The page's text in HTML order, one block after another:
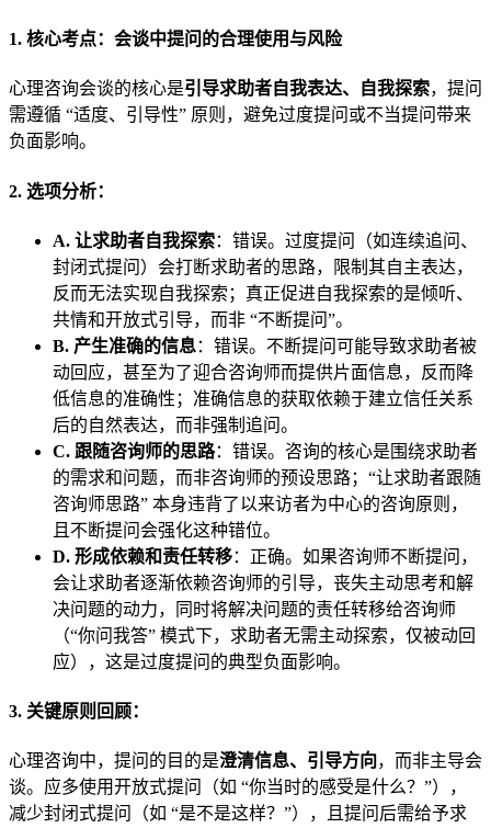
1. 核心考点：会谈中提问的合理使用与风险
心理咨询会谈的核心是引导求助者自我表达、自我探索，提问
需遵循 “适度、引导性” 原则，避免过度提问或不当提问带来
负面影响。
2. 选项分析：
A. 让求助者自我探索：错误。过度提问（如连续追问、
封闭式提问）会打断求助者的思路，限制其自主表达，
反而无法实现自我探索；真正促进自我探索的是倾听、
共情和开放式引导，而非 “不断提问”。
B. 产生准确的信息：错误。不断提问可能导致求助者被
动回应，甚至为了迎合咨询师而提供片面信息，反而降
低信息的准确性；准确信息的获取依赖于建立信任关系
后的自然表达，而非强制追问。
C. 跟随咨询师的思路：错误。咨询的核心是围绕求助者
的需求和问题，而非咨询师的预设思路；“让求助者跟随
咨询师思路” 本身违背了以来访者为中心的咨询原则，
且不断提问会强化这种错位。
D. 形成依赖和责任转移：正确。如果咨询师不断提问，
会让求助者逐渐依赖咨询师的引导，丧失主动思考和解
决问题的动力，同时将解决问题的责任转移给咨询师
（“你问我答” 模式下，求助者无需主动探索，仅被动回
应），这是过度提问的典型负面影响。
3. 关键原则回顾：
心理咨询中，提问的目的是澄清信息、引导方向 ，而非主导会
谈。应多使用开放式提问（如 “你当时的感受是什么？”），
减少封闭式提问（如 “是不是这样？”），且提问后需给予求